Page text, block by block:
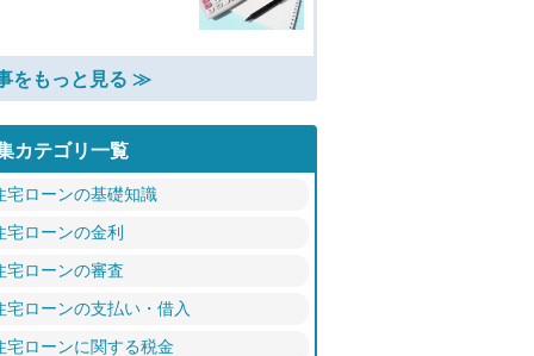
をもっと見る ≫
カテゴリ一覧
宅ローンの基礎知識
宅ローンの金利
宅ローンの審査
宅ローンの支払い・借入
宅ローンに関する税金